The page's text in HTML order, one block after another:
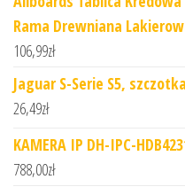
Rama Drewniana
106,99zł
Jaguar S-Serie S5,
26,49zł
KAMERA IP DH-IPC-
788,00zł